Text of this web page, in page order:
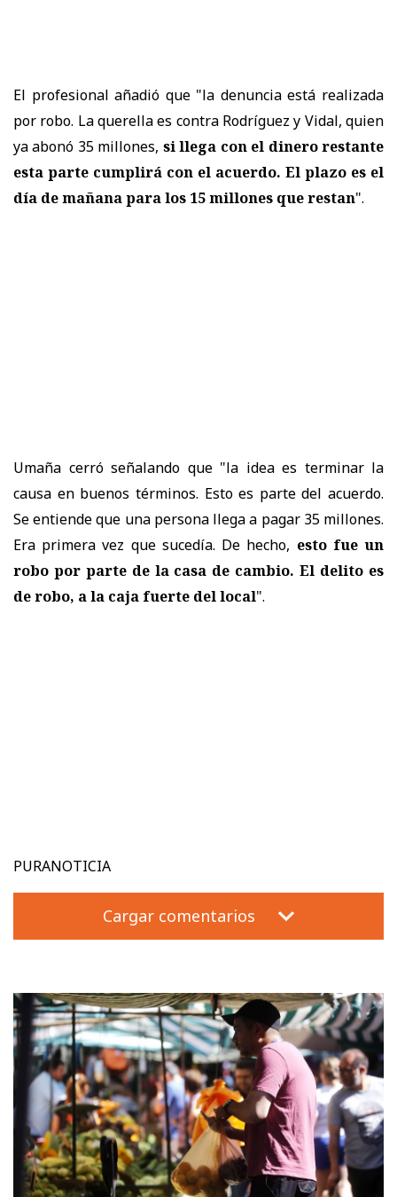
El profesional añadió que "la denuncia está realizada
por robo. La querella es contra Rodríguez y Vidal, quien
ya abonó 35 millones, si llega con el dinero restante
esta parte cumplirá con el acuerdo. El plazo es el
día de mañana para los 15 millones que restan".
Umaña cerró señalando que "la idea es terminar la
causa en buenos términos. Esto es parte del acuerdo.
Se entiende que una persona llega a pagar 35 millones.
Era primera vez que sucedía. De hecho, esto fue un
robo por parte de la casa de cambio. El delito es
de robo, a la caja fuerte del local".
PURANOTICIA
Cargar comentarios